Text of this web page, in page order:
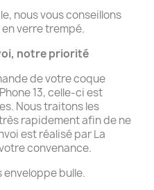
nous vous conseillons
verre trempé.
notre priorité
de votre coque
13, celle-ci est
Nous traitons les
rapidement afin de ne
est réalisé par La
convenance.
bulle.